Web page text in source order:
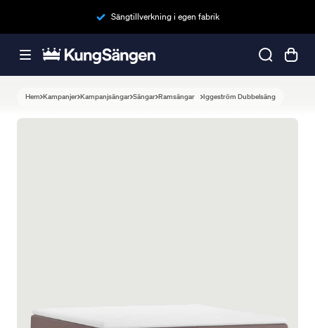
Sängtillverkning i egen fabrik
Hem Kampanjer Kampanjsängar Sängar Ramsängar Iggeström Dubbelsäng